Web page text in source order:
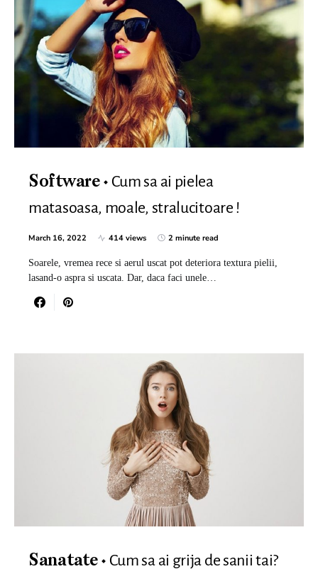
Software
Cum sa ai pielea
matasoasa, moale, stralucitoare !
March 16, 2022 414 views 2 minute read
Soarele, vremea rece si aerul uscat pot deteriora textura pielii,
lasand-o aspra si uscata. Dar, daca faci unele…
Sanatate Cum sa ai grija de sanii tai?